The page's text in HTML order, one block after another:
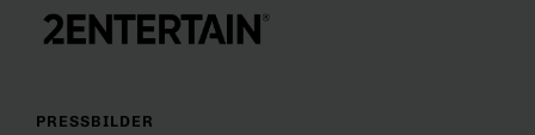
PRESSBILDER